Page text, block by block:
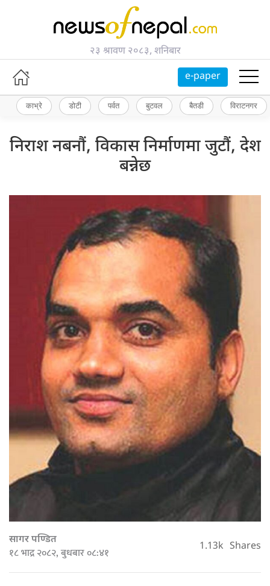
२३ श्रावण २०८३, शनिबार
e-paper
काभ्रे डोटी पर्वत बुटवल बैतडी विराटनगर
निराश नबनौं, विकास निर्माणमा जुटौं, देश
बन्नेछ
सागर पण्डित
१८ भाद्र २०८२, बुधबार ०८:४१ 1.13k Shares